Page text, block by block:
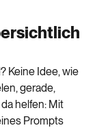
Keine Idee, wie
gerade,
helfen: Mit
Prompts